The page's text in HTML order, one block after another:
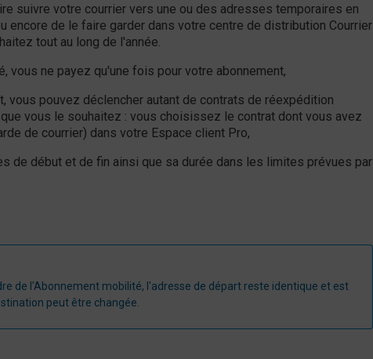
suivre votre courrier vers une ou des adresses temporaires en
encore de le faire garder dans votre centre de distribution Courrier
tout au long de l'année.
vous ne payez qu'une fois pour votre abonnement,
vous pouvez déclencher autant de contrats de réexpédition
vous le souhaitez : vous choisissez le contrat dont vous avez
de courrier) dans votre Espace client Pro,
de début et de fin ainsi que sa durée dans les limites prévues par
de l'Abonnement mobilité, l'adresse de départ reste identique et est
peut être changée.